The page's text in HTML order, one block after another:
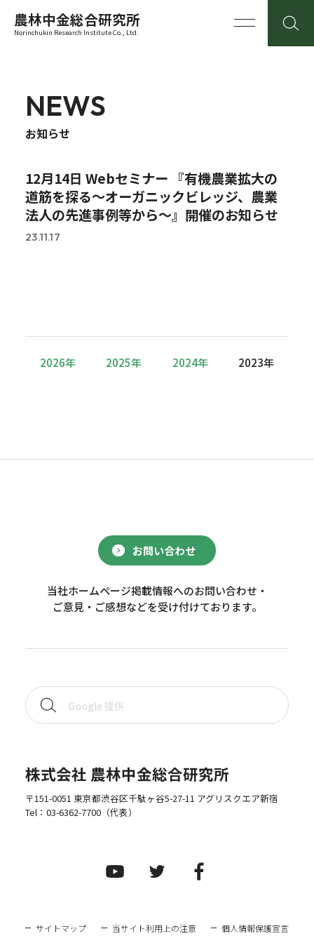
農林中金総合研究所
Norinchukin Research Institute Co., Ltd.
NEWS
お知らせ
12月14日 Webセミナー 『有機農業拡大の
道筋を探る～オーガニックビレッジ、農業
法人の先進事例等から～』開催のお知らせ
23.11.17
2026年 2025年 2024年 2023年
お問い合わせ
当社ホームページ掲載情報へのお問い合わせ・
ご意見・ご感想などを受け付けております。
株式会社 農林中金総合研究所
〒151-0051 東京都渋谷区千駄ヶ谷5-27-11 アグリスクエア新宿
Tel： 03-6362-7700（代表）
サイトマップ 当サイト利用上の注意 個人情報保護宣言